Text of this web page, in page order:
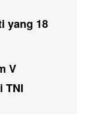
yang 18
V
TNI